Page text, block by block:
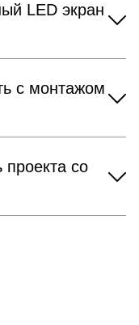
LED экран
с монтажом
проекта со